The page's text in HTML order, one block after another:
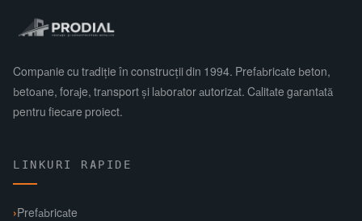
Companie cu tradiție în construcții din 1994. Prefabricate beton,
betoane, foraje, transport și laborator autorizat. Calitate garantată
pentru fiecare proiect.
LINKURI RAPIDE
Prefabricate